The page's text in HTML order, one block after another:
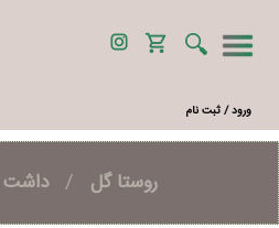
ورود / ثبت نام
روستا گل / داشت